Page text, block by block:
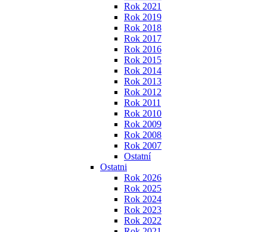
Rok 2021
Rok 2019
Rok 2018
Rok 2017
Rok 2016
Rok 2015
Rok 2014
Rok 2013
Rok 2012
Rok 2011
Rok 2010
Rok 2009
Rok 2008
Rok 2007
Ostatní
Ostatni
Rok 2026
Rok 2025
Rok 2024
Rok 2023
Rok 2022